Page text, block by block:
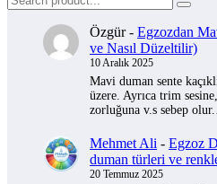
Özgür- Egzozdan
ve Nasıl Düzeltilir)
10 Aralık 2025
Mavi duman sente
üzere. Ayrıca trim
zorluğuna v.s sebep
Mehmet Ali - Egzoz
duman türleri ve
20 Temmuz 2025